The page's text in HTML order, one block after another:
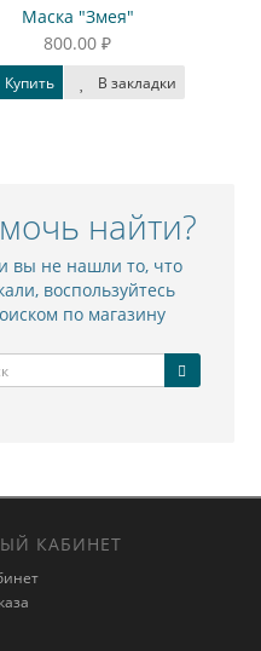
Маска "Змея"
800.00 ₽
Купить В закладки
найти?
вы не нашли то, что
воспользуйтесь
по магазину
КАБИНЕТ